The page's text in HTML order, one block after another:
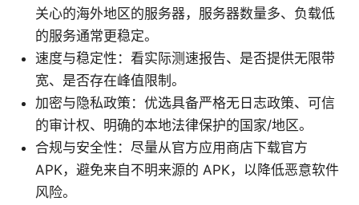
关心的海外地区的服务器，服务器数量多、负载低
的服务通常更稳定。
速度与稳定性：看实际测速报告、是否提供无限带
宽、是否存在峰值限制。
加密与隐私政策：优选具备严格无日志政策、可信
的审计权、明确的本地法律保护的国家/地区。
合规与安全性：尽量从官方应用商店下载官方
APK，避免来自不明来源的 APK，以降低恶意软件
风险。